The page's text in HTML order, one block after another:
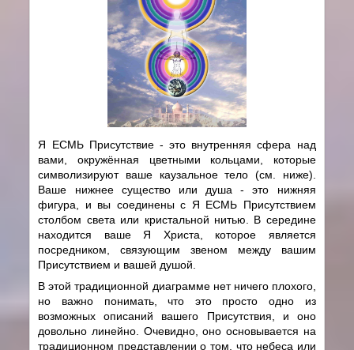
Я ЕСМЬ Присутствие - это внутренняя сфера над
вами, окружённая цветными кольцами, которые
символизируют ваше каузальное тело (см. ниже).
Ваше нижнее существо или душа - это нижняя
фигура, и вы соединены с Я ЕСМЬ Присутствием
столбом света или кристальной нитью. В середине
находится ваше Я Христа, которое является
посредником, связующим звеном между вашим
Присутствием и вашей душой.
В этой традиционной диаграмме нет ничего плохого,
но важно понимать, что это просто одно из
возможных описаний вашего Присутствия, и оно
довольно линейно. Очевидно, оно основывается на
традиционном представлении о том, что небеса или